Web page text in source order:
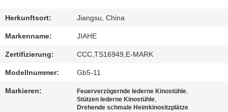
TRETEN
SIE
MIT
UNS
IN
VERBINDUNG
Herkunftsort: Jiangsu, China
Markenname: JIAHE
Zertifizierung: CCC,TS16949,E-MARK
Modellnummer: Gb5-11
Markieren: Feuerverzögernde lederne Kinostühle,
Stützen lederne Kinostühle,
Drehende schmale Heimkinositzplätze